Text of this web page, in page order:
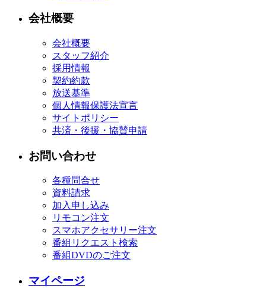
会社概要
会社概要
スタッフ紹介
採用情報
契約約款
放送基準
個人情報保護法宣言
サイトポリシー
共済・後援・協賛申請
お問い合わせ
各種問合せ
資料請求
加入申し込み
リモコン注文
スマホアクセサリー注文
番組リクエスト検索
番組DVDのご注文
マイページ